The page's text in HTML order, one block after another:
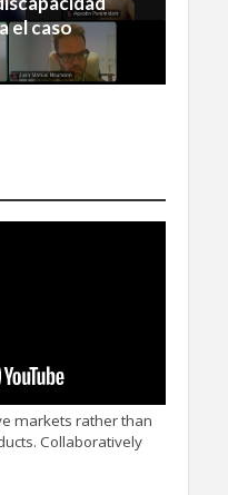
el caso
markets rather than
Collaboratively